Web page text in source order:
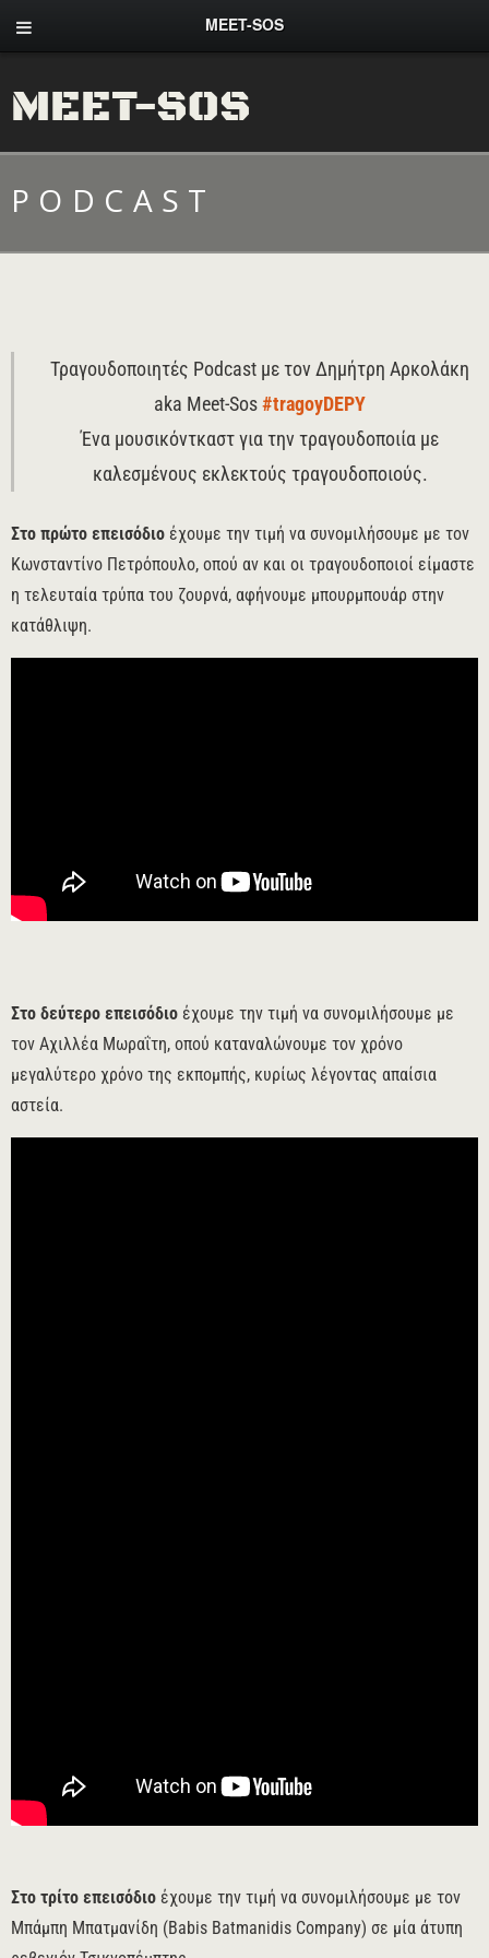
MEET-SOS
MEET-SOS
PODCAST
Τραγουδοποιητές Podcast με τον Δημήτρη Αρκολάκη
aka Meet-Sos#tragoyDEPY
Ένα μουσικόντκαστ για την τραγουδοποιία με
καλεσμένους εκλεκτούς τραγουδοποιούς.
Στο πρώτο επεισόδιο έχουμε την τιμή να συνομιλήσουμε με τον
Κωνσταντίνο Πετρόπουλο, οπού αν και οι τραγουδοποιοί είμαστε
η τελευταία τρύπα του ζουρνά, αφήνουμε μπουρμπουάρ στην
κατάθλιψη.
Στο δεύτερο επεισόδιο έχουμε την τιμή να συνομιλήσουμε με
τον Αχιλλέα Μωραΐτη, οπού καταναλώνουμε τον χρόνο
μεγαλύτερο χρόνο της εκπομπής, κυρίως λέγοντας απαίσια
αστεία.
Στο τρίτο επεισόδιο έχουμε την τιμή να συνομιλήσουμε με τον
Μπάμπη Μπατμανίδη (Babis Batmanidis Company) σε μία άτυπη